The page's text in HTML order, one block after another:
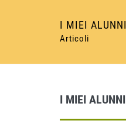
I MIEI ALUNNI
Articoli
I MIEI ALUNNI